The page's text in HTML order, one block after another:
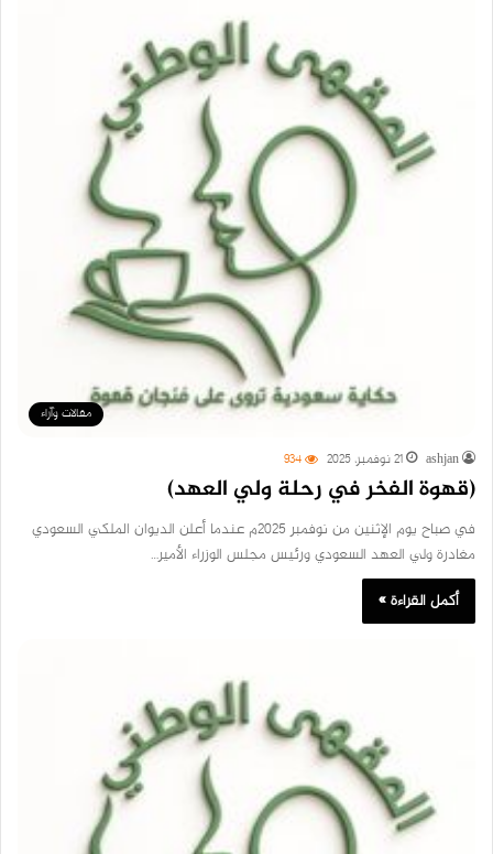
مقالات وآراء
ashjan 21 نوفمبر، 2025 934
(قهوة الفخر في رحلة ولي العهد)
في صباح يوم الإثنين من نوفمبر 2025م عندما أعلن الديوان الملكي السعودي
مغادرة ولي العهد السعودي ورئيس مجلس الوزراء الأمير…
أكمل القراءة »